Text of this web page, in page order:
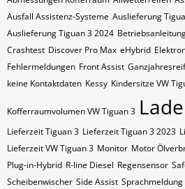
Ausfall Assistenz-Systeme Auslieferung
Auslieferung Tiguan 3 2024
Crashtest Discover Pro Max eHybrid
Fehlermeldungen Front Assist
keine Kontaktdaten Kessy Kindersitze VW
Kofferraumvolumen VW Tiguan 3
Lieferzeit Tiguan 3 Lieferzeit Tiguan 3 2023
Lieferzeit VW Tiguan 3 Monitor Motor
Plug-in-Hybrid R-line Diesel Regensensor
Scheibenwischer Side Assist Sprachmeldung